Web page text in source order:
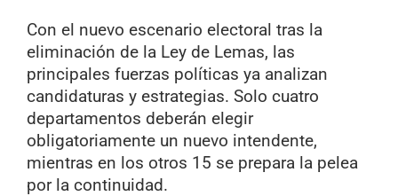
Con el nuevo escenario electoral tras la
eliminación de la Ley de Lemas, las
principales fuerzas políticas ya analizan
candidaturas y estrategias. Solo cuatro
departamentos deberán elegir
obligatoriamente un nuevo intendente,
mientras en los otros 15 se prepara la pelea
por la continuidad.